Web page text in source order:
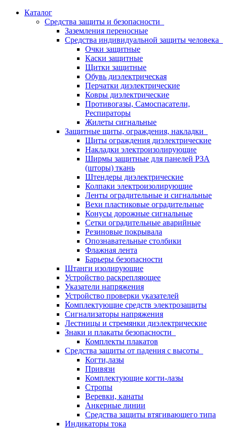
Каталог
Средства защиты и безопасности
Заземления переносные
Средства индивидуальной защиты человека
Очки защитные
Каски защитные
Щитки защитные
Обувь диэлектрическая
Перчатки диэлектрические
Ковры диэлектрические
Противогазы, Самоспасатели,
Респираторы
Жилеты сигнальные
Защитные щиты, ограждения, накладки
Щиты ограждения диэлектрические
Накладки электроизолирующие
Ширмы защитные для панелей РЗА
(шторы) ткань
Штендеры диэлектрические
Колпаки электроизолирующие
Ленты оградительные и сигнальные
Вехи пластиковые оградительные
Конусы дорожные сигнальные
Сетки оградительные аварийные
Резиновые покрывала
Опознавательные столбики
Флажная лента
Барьеры безопасности
Штанги изолирующие
Устройство раскрепляющее
Указатели напряжения
Устройство проверки указателей
Комплектующие средств электрозащиты
Сигнализаторы напряжения
Лестницы и стремянки диэлектрические
Знаки и плакаты безопасности
Комплекты плакатов
Средства защиты от падения с высоты
Когти,лазы
Привязи
Комплектующие когти-лазы
Стропы
Веревки, канаты
Анкерные линии
Средства защиты втягивающего типа
Индикаторы тока